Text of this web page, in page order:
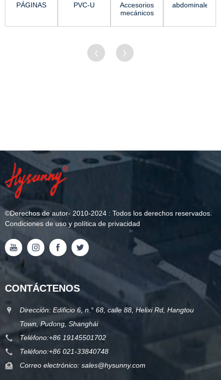
PÁGINAS PVC-U
Accesorios
mecánicos
abdominales
©Derechos de autor- 2010-2024 : Todos los derechos reservados.
Condiciones de uso y política de privacidad
CONTÁCTENOS
Dirección: Edificio 6, n.° 68, calle 88, Helixi Rd, Hangtou
Town, Pudong, Shanghái
Teléfono:+86 19145501702
Teléfono:+86 021-33840748
Correo electrónico: sales@hysunny.com